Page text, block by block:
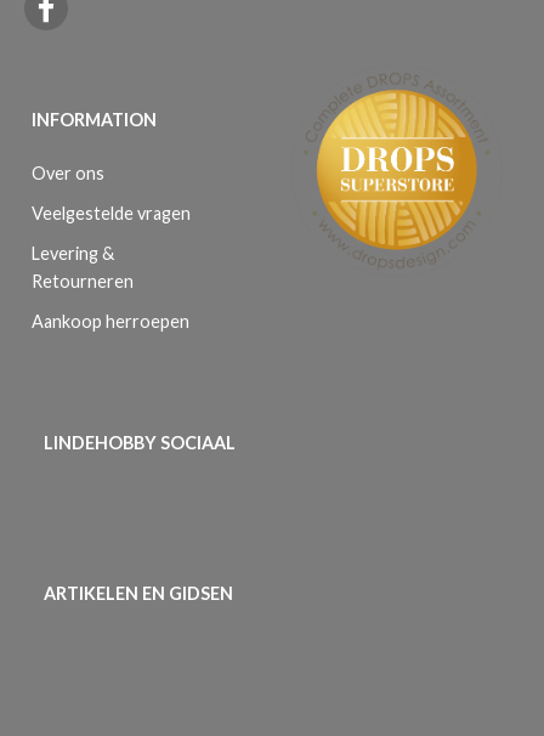
INFORMATION
Over ons
Veelgestelde vragen
Levering &
Retourneren
Aankoop herroepen
LINDEHOBBY SOCIAAL
ARTIKELEN EN GIDSEN